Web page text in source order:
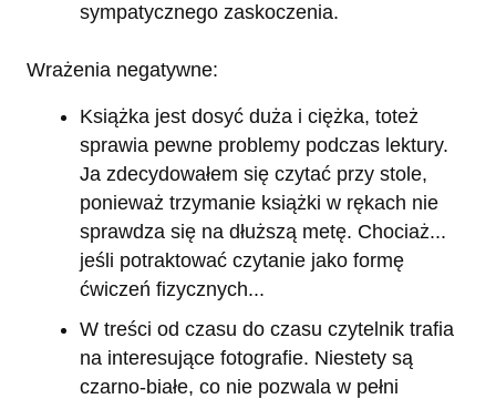
sympatycznego zaskoczenia.
Wrażenia negatywne:
Książka jest dosyć duża i ciężka, toteż
sprawia pewne problemy podczas lektury.
Ja zdecydowałem się czytać przy stole,
ponieważ trzymanie książki w rękach nie
sprawdza się na dłuższą metę. Chociaż...
jeśli potraktować czytanie jako formę
ćwiczeń fizycznych...
W treści od czasu do czasu czytelnik trafia
na interesujące fotografie. Niestety są
czarno-białe, co nie pozwala w pełni